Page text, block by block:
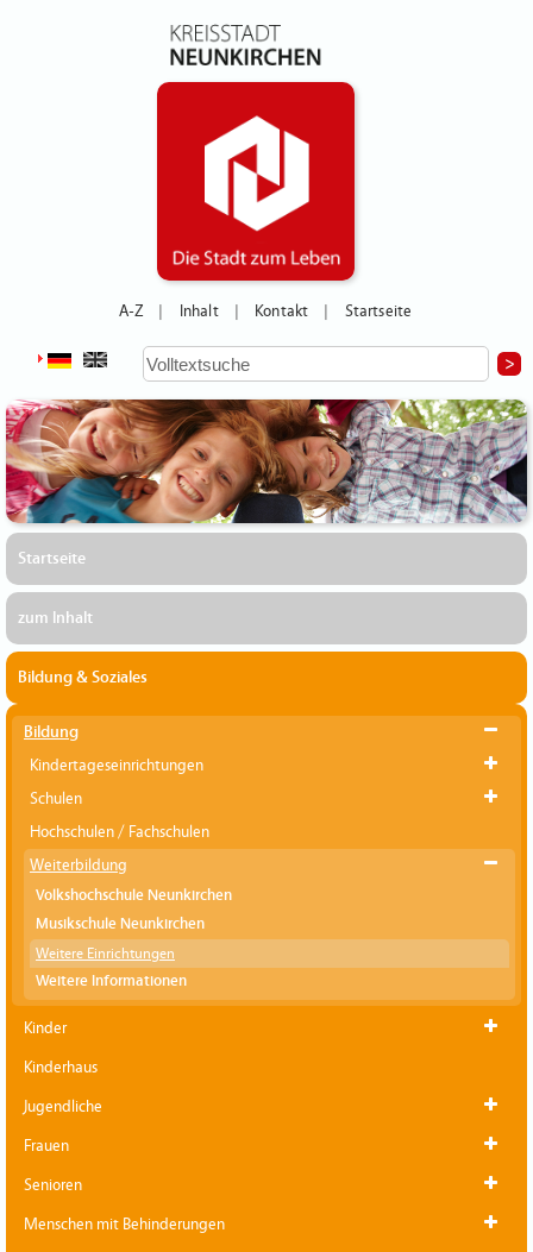
A-Z Inhalt Kontakt Startseite
Startseite
zum Inhalt
Bildung & Soziales
Bildung
Kindertageseinrichtungen
Schulen
Hochschulen / Fachschulen
Weiterbildung
Volkshochschule Neunkirchen
Musikschule Neunkirchen
Weitere Einrichtungen
Weitere Informationen
Kinder
Kinderhaus
Jugendliche
Frauen
Senioren
Menschen mit Behinderungen